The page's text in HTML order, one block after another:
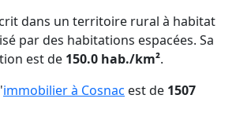
dans un territoire rural à habitat
par des habitations espacées. Sa
est de 150.0 hab./km².
immobilier à Cosnac est de 1507